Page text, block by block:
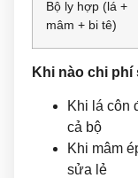
Bộ ly hợp (lá +
mâm + bi tê)
Khi nào chi phí
Khi lá côn
cả bộ
Khi mâm
sửa lẻ